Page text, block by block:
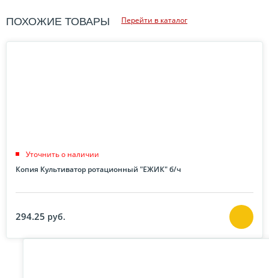
ПОХОЖИЕ ТОВАРЫ Перейти в каталог
Уточнить о наличии
Копия Культиватор ротационный "ЕЖИК" б/ч
294.25 руб.